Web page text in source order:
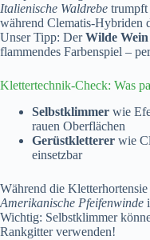
Italienische Waldrebe trumpft
während Clematis-Hybriden
Unser Tipp: DerWilde Wein
flammendes Farbenspiel –
Klettertechnik-Check: Was
Selbstklimmer wie
rauen Oberflächen
Gerüstkletterer wie
einsetzbar
Während die
Amerikanische Pfeifenwinde
Wichtig: Selbstklimmer
Rankgitter verwenden!